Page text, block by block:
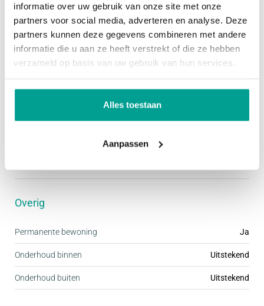
informatie over uw gebruik van onze site met onze
partners voor social media, adverteren en analyse. Deze
partners kunnen deze gegevens combineren met andere
informatie die u aan ze heeft verstrekt of die ze hebben
verzameld op basis van uw gebruik van hun services.
Alles toestaan
Aanpassen
Schuur / Berging VRIJSTAAND_HOUT
Openbaar parkeren, Op eigen terrein
Overig
Permanente bewoning Ja
Onderhoud binnen Uitstekend
Onderhoud buiten Uitstekend